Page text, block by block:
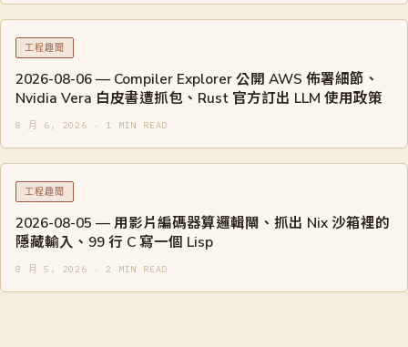
工程趣聞
2026-08-06 — Compiler Explorer 公開 AWS 佈署細節、
Nvidia Vera 白皮書遭抓包、Rust 官方訂出 LLM 使用政策
8 月 6, 2026 · 1 MIN READ
工程趣聞
2026-08-05 — 用影片編碼器算邏輯閘、抓出 Nix 沙箱裡的
隱藏輸入、99 行 C 寫一個 Lisp
8 月 5, 2026 · 2 MIN READ